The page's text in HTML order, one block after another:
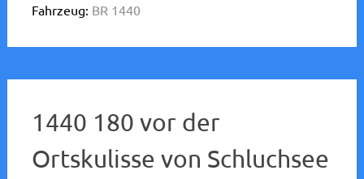
Fahrzeug: BR 1440
1440 180 vor der
Ortskulisse von Schluchsee